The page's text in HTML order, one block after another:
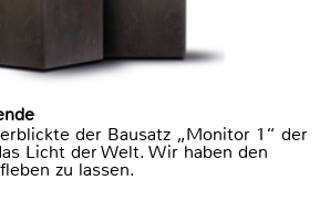
der Bausatz „Monitor 1“ der
Licht der Welt. Wir haben den
zu lassen.